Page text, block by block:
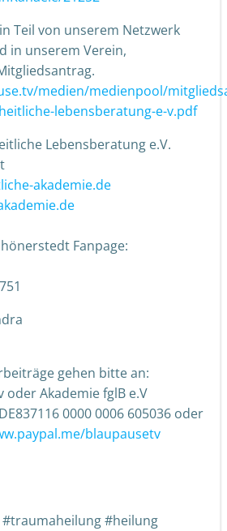
Teil von unserem Netzwerk
in unserem Verein,
medien/medienpool/
lebensberatung-e-v.pdf
Lebensberatung e.V.
akademie.de
Fanpage:
gehen bitte an:
Akademie fglB e.V
0000 0006 605036 oder
blaupausetv
#heilung